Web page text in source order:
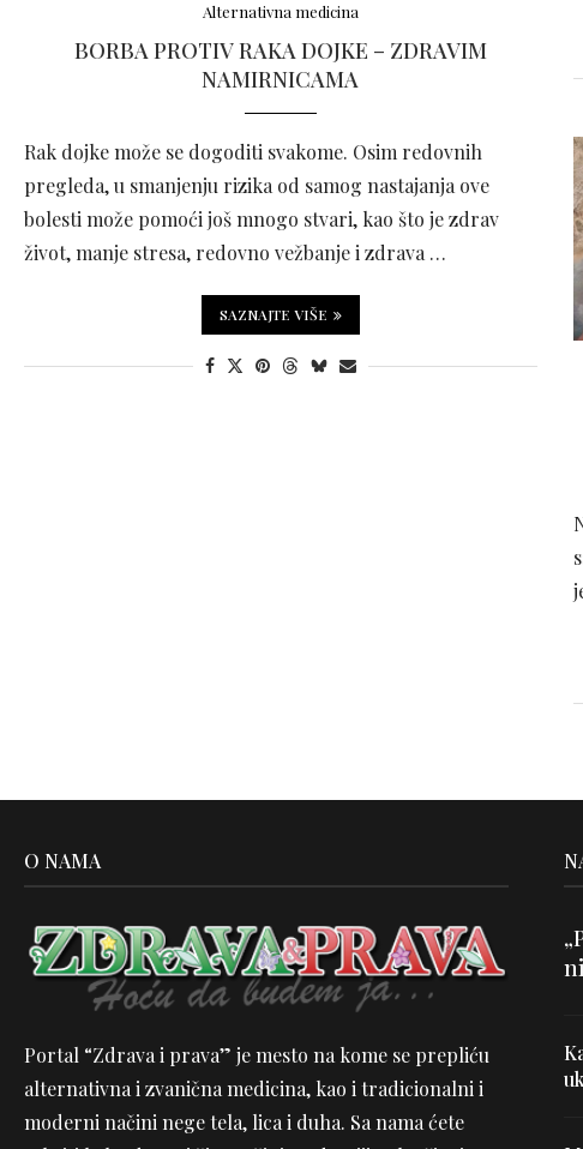
Alternativna medicina
BORBA PROTIV RAKA DOJKE – ZDRAVIM
NAMIRNICAMA
Rak dojke može se dogoditi svakome. Osim redovnih
pregleda, u smanjenju rizika od samog nastajanja ove
bolesti može pomoći još mnogo stvari, kao što je zdrav
život, manje stresa, redovno vežbanje i zdrava …
SAZNAJTE VIŠE
O NAMA
Portal “Zdrava i prava” je mesto na kome se prepliću
alternativna i zvanična medicina, kao i tradicionalni i
moderni načini nege tela, lica i duha. Sa nama ćete